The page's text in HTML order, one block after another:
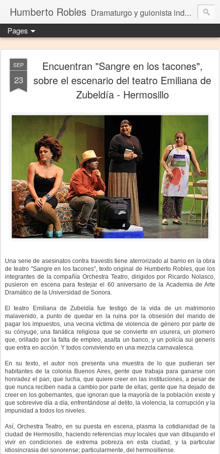
Humberto Robles Dramaturgo y guionista independiente
Pages
SEP
23
Encuentran "Sangre en los tacones",
sobre el escenario del teatro Emiliana de
Zubeldía - Hermosillo
Una serie de asesinatos contra travestis tiene aterrorizado al barrio en la obra
de teatro "Sangre en los tacones", texto original de Humberto Robles, que los
integrantes de la compañía Orchestra Teatro, dirigidos por Ricardo Nolasco,
pusieron en escena para festejar el 60 aniversario de la Academia de Arte
Dramático de la Universidad de Sonora.
El teatro Emiliana de Zubeldía fue testigo de la vida de un matrimonio
malavenido, a punto de quedar en la ruina por la obsesión del marido de
pagar los impuestos, una vecina víctima de violencia de género por parte de
su cónyuge, una fanática religiosa que se convierte en usurera, un plomero
que, orillado por la falta de empleo, asalta un banco, y un policía sui generis
que entra en acción. Y todos conviviendo en una mezcla carnavalesca.
En su texto, el autor nos presenta una muestra de lo que pudieran ser
habitantes de la colonia Buenos Aires, gente que trabaja para ganarse con
honradez el pan, que lucha, que quiere creer en las instituciones, a pesar de
que nunca reciben nada a cambio por parte de ellas; gente que ha dejado de
creer en los gobernantes, que ignoran que la mayoría de la población existe y
que sobrevive día a día, enfrentándose al delito, la violencia, la corrupción y la
impunidad a todos los niveles.
Así, Orchestra Teatro, en su puesta en escena, plasma la cotidianidad de la
ciudad de Hermosillo, haciendo referencias muy locales que van dibujando el
vivir en condiciones de extrema pobreza en esta ciudad, y la particular
idiosincrasia del sonorense; particularmente, del hermosillense.